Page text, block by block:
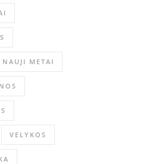
NAUJI METAI
VELYKOS